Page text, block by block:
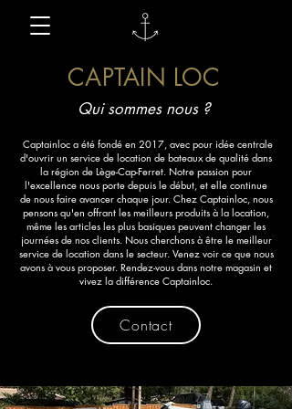
CAPTAIN LOC
Qui sommes nous ?
Captainloc a été fondé en 2017, avec pour idée centrale
d'ouvrir un service de location de bateaux de qualité dans
la région de Lège-Cap-Ferret. Notre passion pour
l'excellence nous porte depuis le début, et elle continue
de nous faire avancer chaque jour. Chez Captainloc, nous
pensons qu'en offrant les meilleurs produits à la location,
même les articles les plus basiques peuvent changer les
journées de nos clients. Nous cherchons à être le meilleur
service de location dans le secteur. Venez voir ce que nous
avons à vous proposer. Rendez-vous dans notre magasin et
vivez la différence Captainloc.
Contact